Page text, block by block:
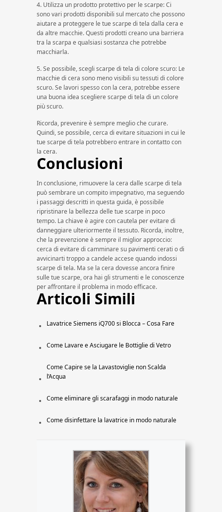
4. Utilizza un prodotto protettivo per le scarpe: Ci
sono vari prodotti disponibili sul mercato che possono
aiutare a proteggere le tue scarpe di tela dalla cera e
da altre macchie. Questi prodotti creano una barriera
tra la scarpa e qualsiasi sostanza che potrebbe
macchiarla.
5. Se possibile, scegli scarpe di tela di colore scuro: Le
macchie di cera sono meno visibili su tessuti di colore
scuro. Se lavori spesso con la cera, potrebbe essere
una buona idea scegliere scarpe di tela di un colore
più scuro.
Ricorda, prevenire è sempre meglio che curare.
Quindi, se possibile, cerca di evitare situazioni in cui le
tue scarpe di tela potrebbero entrare in contatto con
la cera.
Conclusioni
In conclusione, rimuovere la cera dalle scarpe di tela
può sembrare un compito impegnativo, ma seguendo
i passaggi descritti in questa guida, è possibile
ripristinare la bellezza delle tue scarpe in poco
tempo. La chiave è agire con cautela per evitare di
danneggiare ulteriormente il tessuto. Ricorda, inoltre,
che la prevenzione è sempre il miglior approccio:
cerca di evitare di camminare su pavimenti cerati o di
avvicinarti troppo a candele accese quando indossi
scarpe di tela. Ma se la cera dovesse ancora finire
sulle tue scarpe, ora hai gli strumenti e le conoscenze
per affrontare il problema in modo efficace.
Articoli Simili
Lavatrice Siemens iQ700 si Blocca – Cosa Fare
Come Lavare e Asciugare le Bottiglie di Vetro
Come Capire se la Lavastoviglie non Scalda
l’Acqua
Come eliminare gli scarafaggi in modo naturale
Come disinfettare la lavatrice in modo naturale